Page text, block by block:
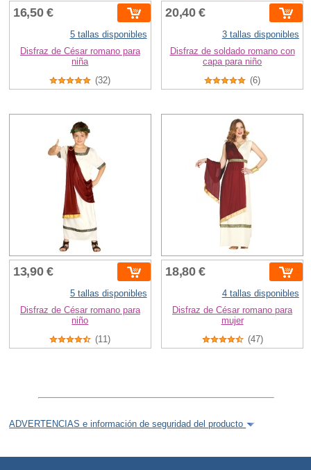
16,50 €
5 tallas disponibles
Disfraz de César romano para
niña
(32)
20,40 €
3 tallas disponibles
Disfraz de soldado romano con
capa para niño
(6)
13,90 €
5 tallas disponibles
Disfraz de César romano para
niño
(11)
18,80 €
4 tallas disponibles
Disfraz de César romano para
mujer
(47)
ADVERTENCIAS e información de seguridad del producto